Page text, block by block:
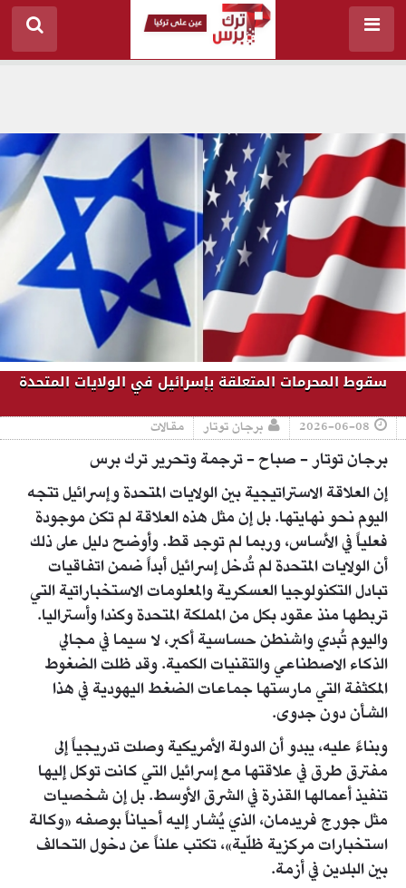
سقوط المحرمات المتعلقة بإسرائيل في الولايات المتحدة
2026-06-08 برجان توتار مقالات
برجان توتار - صباح - ترجمة وتحرير ترك برس
إن العلاقة الاستراتيجية بين الولايات المتحدة وإسرائيل تتجه
اليوم نحو نهايتها. بل إن مثل هذه العلاقة لم تكن موجودة
فعلياً في الأساس، وربما لم توجد قط. وأوضح دليل على ذلك
أن الولايات المتحدة لم تُدخل إسرائيل أبداً ضمن اتفاقيات
تبادل التكنولوجيا العسكرية والمعلومات الاستخباراتية التي
تربطها منذ عقود بكل من المملكة المتحدة وكندا وأستراليا.
واليوم تُبدي واشنطن حساسية أكبر، لا سيما في مجالي
الذكاء الاصطناعي والتقنيات الكمية. وقد ظلت الضغوط
المكثفة التي مارستها جماعات الضغط اليهودية في هذا
الشأن دون جدوى.
وبناءً عليه، يبدو أن الدولة الأمريكية وصلت تدريجياً إلى
مفترق طرق في علاقتها مع إسرائيل التي كانت توكل إليها
تنفيذ أعمالها القذرة في الشرق الأوسط. بل إن شخصيات
مثل جورج فريدمان، الذي يُشار إليه أحياناً بوصفه «وكالة
استخبارات مركزية ظلّية»، تكتب علناً عن دخول التحالف
بين البلدين في أزمة.